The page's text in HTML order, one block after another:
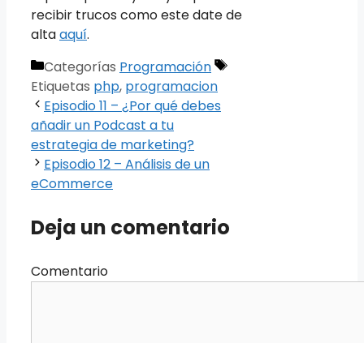
recibir trucos como este date de
altaaquí.
Categorías Programación
Etiquetas php, programacion
Episodio 11 – ¿Por qué debes
añadir un Podcast a tu
estrategia de marketing?
Episodio 12 – Análisis de un
eCommerce
Deja un comentario
Comentario